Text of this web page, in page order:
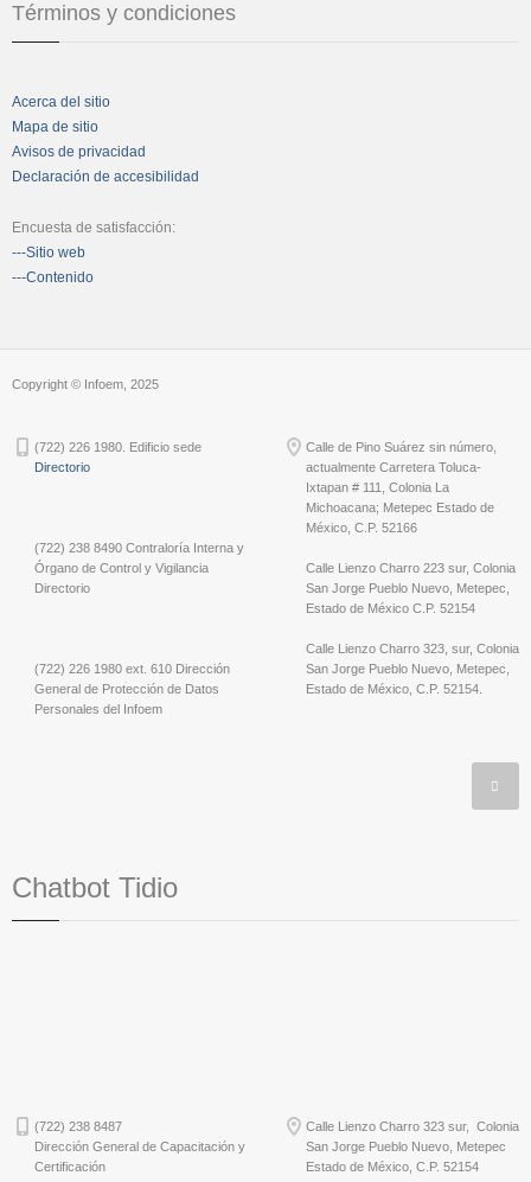
Términos y condiciones
Acerca del sitio
Mapa de sitio
Avisos de privacidad
Declaración de accesibilidad
Encuesta de satisfacción:
---Sitio web
---Contenido
Copyright © Infoem, 2025
(722) 226 1980. Edificio sede
Directorio
(722) 238 8490 Contraloría Interna y
Órgano de Control y Vigilancia
Directorio
(722) 226 1980 ext. 610 Dirección
General de Protección de Datos
Personales del Infoem
Calle de Pino Suárez sin número,
actualmente Carretera Toluca-
Ixtapan # 111, Colonia La
Michoacana; Metepec Estado de
México, C.P. 52166
Calle Lienzo Charro 223 sur, Colonia
San Jorge Pueblo Nuevo, Metepec,
Estado de México C.P. 52154
Calle Lienzo Charro 323, sur, Colonia
San Jorge Pueblo Nuevo, Metepec,
Estado de México, C.P. 52154.
Chatbot Tidio
(722) 238 8487
Dirección General de Capacitación y
Certificación
Calle Lienzo Charro 323 sur, Colonia
San Jorge Pueblo Nuevo, Metepec
Estado de México, C.P. 52154